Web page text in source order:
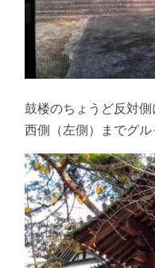
鼓楼のちょうど反対
西側（左側）までグル